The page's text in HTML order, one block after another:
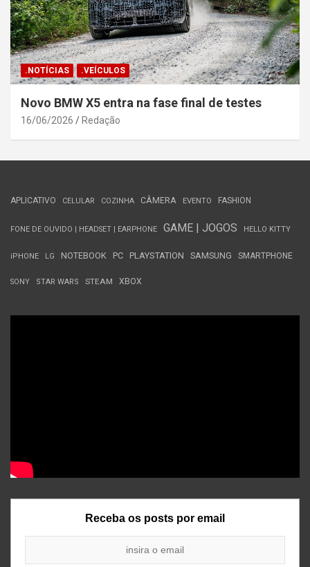
.NOTÍCIAS .VEÍCULOS
Novo BMW X5 entra na fase final de testes
16/06/2026 Redação
APLICATIVO CELULAR COZINHA CÂMERA EVENTO FASHION
FONE DE OUVIDO | HEADSET | EARPHONE GAME | JOGOS HELLO KITTY
iPHONE LG NOTEBOOK PC PLAYSTATION SAMSUNG SMARTPHONE
SONY STAR WARS STEAM XBOX
Receba os posts por email